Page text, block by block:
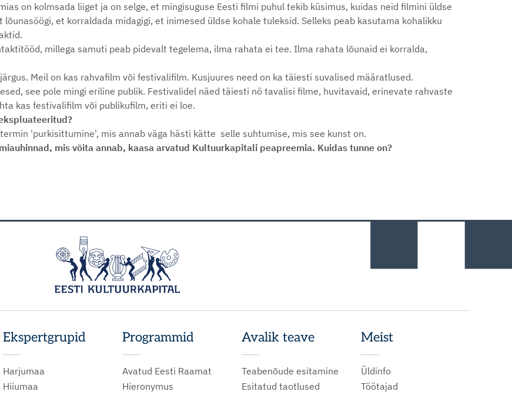
on kolmsada liiget ja on selge, et mingisuguse Eesti filmi puhul tekib küsimus, kuidas neid filmini üldse
et korraldada midagigi, et inimesed üldse kohale tuleksid. Selleks peab kasutama kohalikku
millega samuti peab pidevalt tegelema, ilma rahata ei tee. Ilma rahata lõunaid ei korralda,
Meil on kas rahvafilm või festivalifilm. Kusjuures need on ka täiesti suvalised määratlused.
see pole mingi eriline publik. Festivalidel näed täiesti nö tavalisi filme, huvitavaid, erinevate rahvaste
kas festivalifilm või publikufilm, eriti ei loe.
'purkisittumine', mis annab väga hästi kätte selle suhtumise, mis see kunst on.
mis võita annab, kaasa arvatud Kultuurkapitali peapreemia. Kuidas tunne on?
Ekspertgrupid
Harjumaa
Hiiumaa
Programmid
Avatud Eesti Raamat
Hieronymus
Avalik teave
Teabenõude esitamine
Esitatud taotlused
Meist
Üldinfo
Töötajad